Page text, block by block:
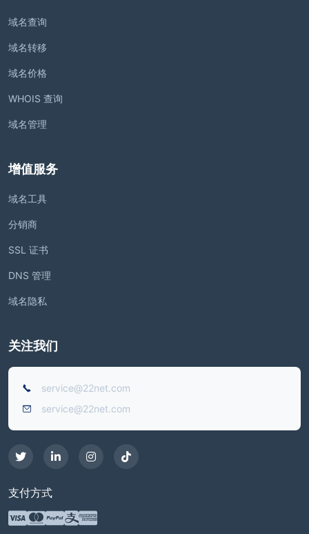
域名查询
域名转移
域名价格
WHOIS 查询
域名管理
增值服务
域名工具
分销商
SSL 证书
DNS 管理
域名隐私
关注我们
service@22net.com
service@22net.com
支付方式